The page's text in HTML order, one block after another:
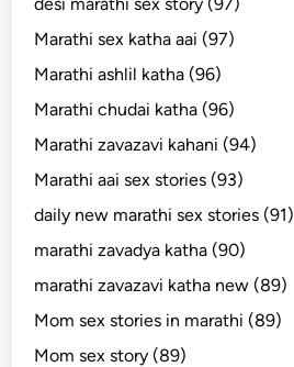
Marathi sex katha aai (97)
Marathi ashlil katha (96)
Marathi chudai katha (96)
Marathi zavazavi kahani (94)
Marathi aai sex stories (93)
daily new marathi sex stories (91)
marathi zavadya katha (90)
marathi zavazavi katha new (89)
Mom sex stories in marathi (89)
Mom sex story (89)